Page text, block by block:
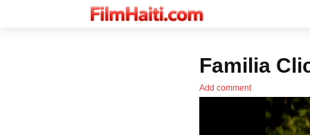
Familia
Add comment